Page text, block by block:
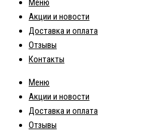
Меню
Акции и новости
Доставка и оплата
Отзывы
Контакты
Меню
Акции и новости
Доставка и оплата
Отзывы